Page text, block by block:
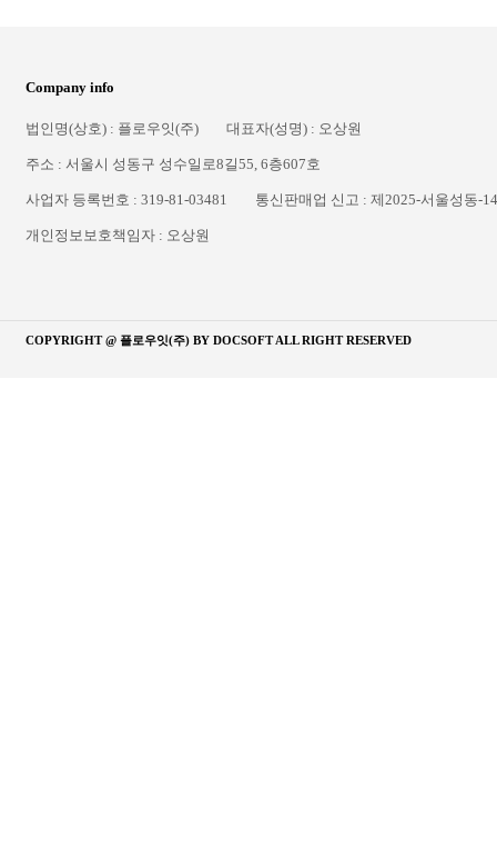
Company info
법인명(상호) : 플로우잇(주) 대표자(성명) : 오상원
주소 : 서울시 성동구 성수일로8길55, 6층607호
사업자 등록번호 : 319-81-03481 통신판매업 신고 : 제2025-서울성동-
개인정보보호책임자 : 오상원
COPYRIGHT @ 플로우잇(주) BY DOCSOFTALL RIGHT RESERVED